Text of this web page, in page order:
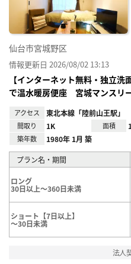
仙台市宮城野区
情報更新日 2026/08/02 13:13
【インターネット無料・独立
で温水暖房便座 宮城マンスリ
アクセス 東北本線「陸前山王駅」
間取り 1K 面積
築年数 1980年 1月 築
プラン名・期間
ロング
30日以上～360日未満
ショート【7日以上】
～30日未満
法人